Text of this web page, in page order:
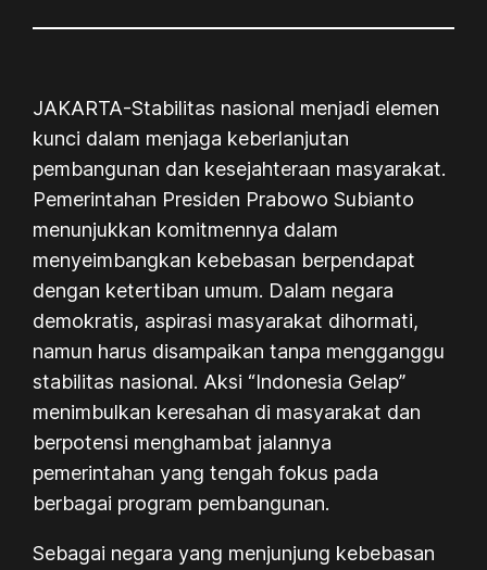
JAKARTA-Stabilitas nasional menjadi elemen
kunci dalam menjaga keberlanjutan
pembangunan dan kesejahteraan masyarakat.
Pemerintahan Presiden Prabowo Subianto
menunjukkan komitmennya dalam
menyeimbangkan kebebasan berpendapat
dengan ketertiban umum. Dalam negara
demokratis, aspirasi masyarakat dihormati,
namun harus disampaikan tanpa mengganggu
stabilitas nasional. Aksi “Indonesia Gelap”
menimbulkan keresahan di masyarakat dan
berpotensi menghambat jalannya
pemerintahan yang tengah fokus pada
berbagai program pembangunan.
Sebagai negara yang menjunjung kebebasan